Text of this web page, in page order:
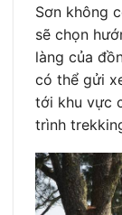
Sơn không
sẽ chọn
làng của
có thể gửi
tới khu vực
trình